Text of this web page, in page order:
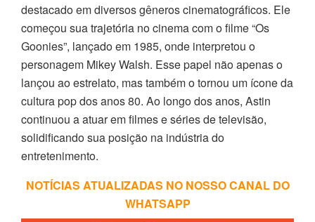
destacado em diversos gêneros cinematográficos. Ele
começou sua trajetória no cinema com o filme “Os
Goonies”, lançado em 1985, onde interpretou o
personagem Mikey Walsh. Esse papel não apenas o
lançou ao estrelato, mas também o tornou um ícone da
cultura pop dos anos 80. Ao longo dos anos, Astin
continuou a atuar em filmes e séries de televisão,
solidificando sua posição na indústria do
entretenimento.
NOTÍCIAS ATUALIZADAS NO NOSSO CANAL DO
WHATSAPP